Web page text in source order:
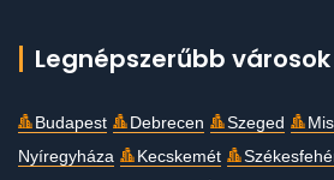
Legnépszerűbb városok
Budapest Debrecen Szeged
Nyíregyháza
Kecskemét